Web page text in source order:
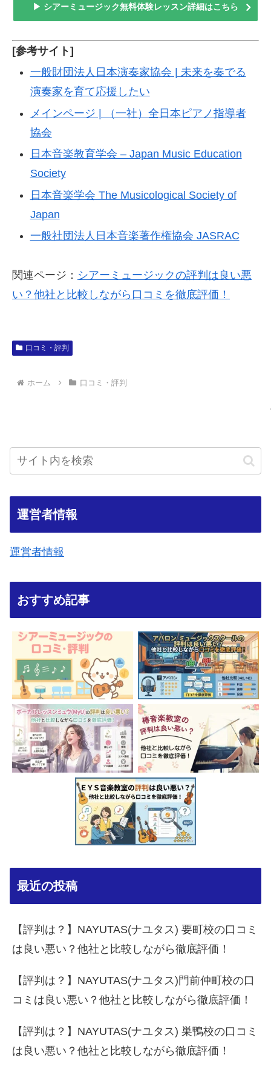
▶ シアーミュージック無料体験レッスン詳細はこちら
[参考サイト]
一般財団法人日本演奏家協会 | 未来を奏でる
演奏家を育て応援したい
メインページ | （一社）全日本ピアノ指導者
協会
日本音楽教育学会 – Japan Music Education
Society
日本音楽学会 The Musicological Society of
Japan
一般社団法人日本音楽著作権協会 JASRAC
関連ページ： シアーミュージックの評判は良い悪
い？他社と比較しながら口コミを徹底評価！
口コミ・評判
ホーム 口コミ・評判
運営者情報
運営者情報
おすすめ記事
最近の投稿
【評判は？】NAYUTAS(ナユタス) 要町校の口コミ
は良い悪い？他社と比較しながら徹底評価！
【評判は？】NAYUTAS(ナユタス)門前仲町校の口
コミは良い悪い？他社と比較しながら徹底評価！
【評判は？】NAYUTAS(ナユタス) 巣鴨校の口コミ
は良い悪い？他社と比較しながら徹底評価！